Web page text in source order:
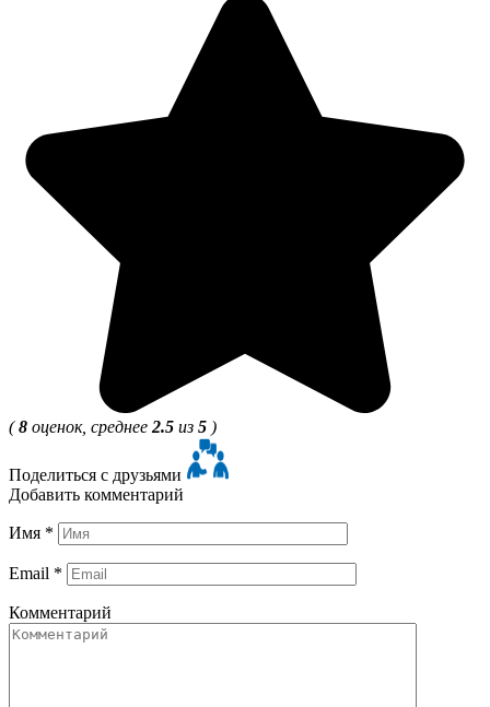
(8 оценок, среднее 2.5 из 5 )
Поделиться с друзьями
Добавить комментарий
Имя *
Email *
Комментарий